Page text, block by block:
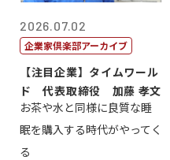
2026.07.02
企業家倶楽部アーカイブ
【注目企業】タイムワール
ド 代表取締役 加藤 孝文
お茶や水と同様に良質な睡
眠を購入する時代がやってく
る